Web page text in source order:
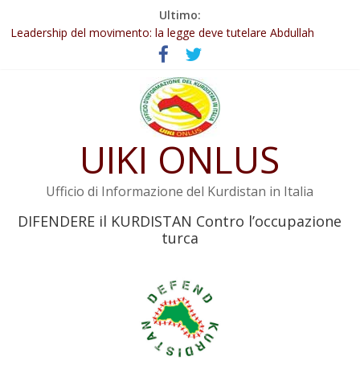
Ultimo:
Abdullah Öcalan: Le legge negativa deve essere trasformata in
legge positiva
Leadership del movimento: la legge deve tutelare Abdullah
Commissione donne del KNK: Şengal è di nuovo sotto minaccia
Non tenere conto della situazione di Rêber Apo ostacolerebbe
Il KNK chiede un’azione internazionale contro i crimini di guerra
UIKI ONLUS
Ufficio di Informazione del Kurdistan in Italia
DIFENDERE il KURDISTAN Contro l’occupazione
turca